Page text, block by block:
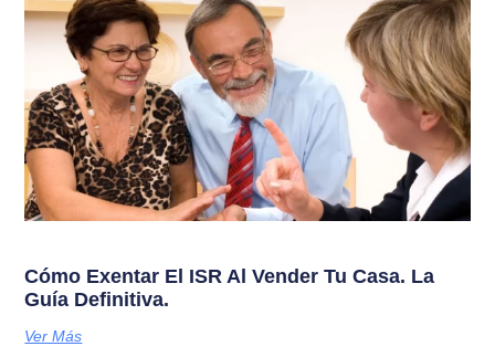
Cómo Exentar El ISR Al Vender Tu Casa. La
Guía Definitiva.
Ver Más